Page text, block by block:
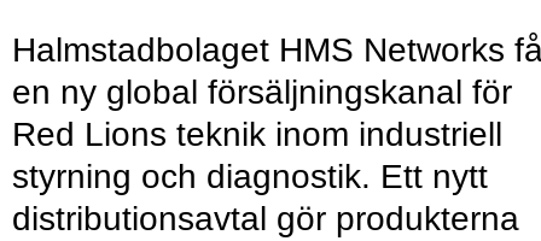
Halmstadbolaget HMS Networks
en ny global försäljningskanal för
Red Lions teknik inom industriell
styrning och diagnostik. Ett nytt
distributionsavtal gör produkterna